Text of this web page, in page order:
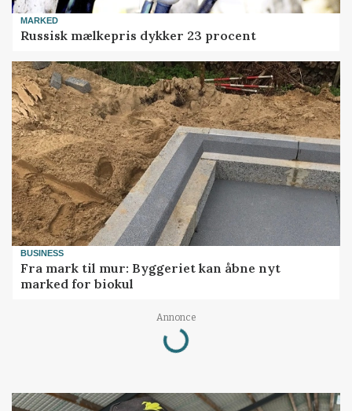
MARKED
Russisk mælkepris dykker 23 procent
BUSINESS
Fra mark til mur: Byggeriet kan åbne nyt
marked for biokul
Annonce
Loading...